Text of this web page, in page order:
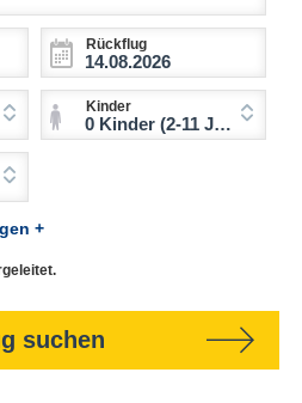
Rückflug
Kinder
0 Kinder (2-11 Jahre)
+
suchen